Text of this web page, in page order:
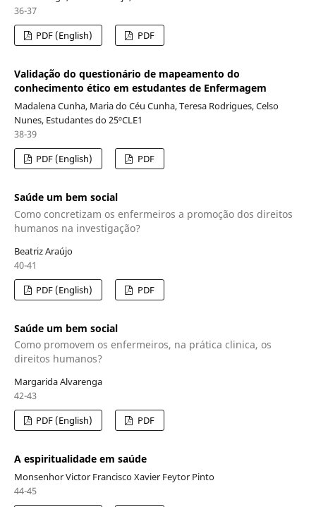
36-37
PDF (English)
PDF
Validação do questionário de mapeamento do
conhecimento ético em estudantes de Enfermagem
Madalena Cunha, Maria do Céu Cunha, Teresa Rodrigues, Celso
Nunes, Estudantes do 25ºCLE1
38-39
PDF (English)
PDF
Saúde um bem social
Como concretizam os enfermeiros a promoção dos direitos
humanos na investigação?
Beatriz Araújo
40-41
PDF (English)
PDF
Saúde um bem social
Como promovem os enfermeiros, na prática clinica, os
direitos humanos?
Margarida Alvarenga
42-43
PDF (English)
PDF
A espiritualidade em saúde
Monsenhor Victor Francisco Xavier Feytor Pinto
44-45